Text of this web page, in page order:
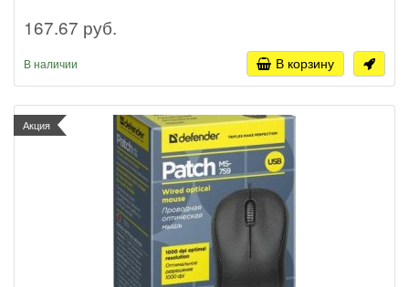
167.67 руб.
В наличии В корзину
Акция